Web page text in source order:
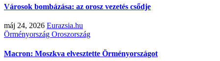
Városok bombázása: az orosz vezetés csődje
máj 24, 2026 Eurazsia.hu
Örményország Oroszország
Macron: Moszkva elvesztette Örményországot